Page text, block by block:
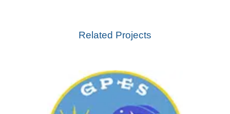
Related Projects